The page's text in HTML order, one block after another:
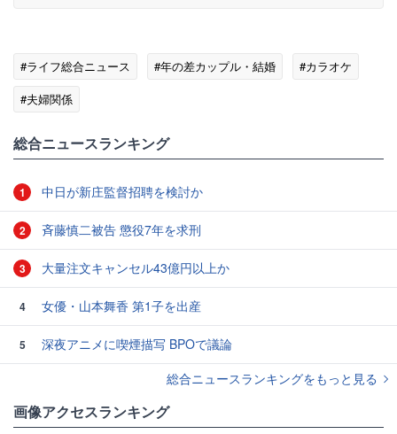
#ライフ総合ニュース #年の差カップル・結婚
#カラオケ
#夫婦関係
総合ニュースランキング
1 中日が新庄監督招聘を検討か
2 斉藤慎二被告 懲役7年を求刑
3 大量注文キャンセル43億円以上か
4 女優・山本舞香 第1子を出産
5
深夜アニメに喫煙描写 BPOで議論
総合ニュースランキングをもっと見る
画像アクセスランキング